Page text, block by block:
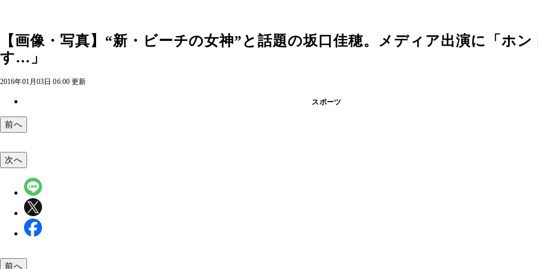
【画像・写真】“新・ビーチの女神”と話題の坂口佳穂。メディア出演に「ホ
す…」
2016年01月03日 06:00 更新
スポーツ
前へ
次へ
前へ